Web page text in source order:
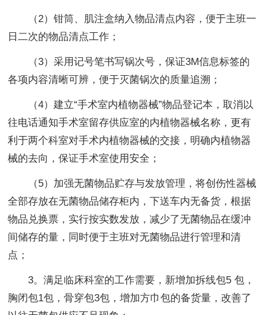
（2）钳筒、肌注盒纳入物品清点内容，便于主班一
日二次的物品清点工作；
（3）采用记号笔书写锅次号，保证3M信息标签的
各项内容清晰可辨，便于灭菌锅次的质量追溯；
（4）建立“手术室内植物器械”物品登记本，取消以
往电话通知手术室留存供应室的内植物器械名称，更有
利于两个科室对手术内植物器械的交接，明确内植物器
械的去向，保证手术室使用安全；
（5）加强无菌物品贮存与发放管理，将创伤性器械
全部存放在无菌物品储存柜内，下送车内无备货，根据
物品兑换票，实行按实数发放，减少了无菌物品在缓冲
间储存的量，同时便于主班对无菌物品进行管理和清
点；
3。满足临床科室的工作需要，新增加拆线包5 包，
胸闭包1包，骨穿包3包，增加方巾包的备货量，改善了